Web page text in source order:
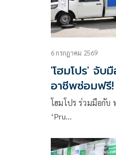
6 กรกฎาคม 2569
'โฮมโปร' จับ
อาชีพซ่อมฟรี
‘Pruksa x
โฮมโปร ร่วมมือกับ
‘Pru…